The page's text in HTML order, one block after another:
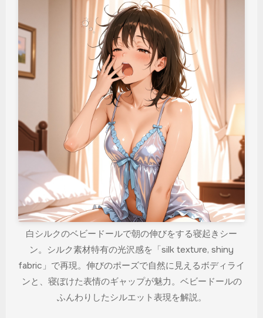
白シルクのベビードールで朝の伸びをする寝起きシー
ン。シルク素材特有の光沢感を「silk texture, shiny
fabric」で再現。伸びのポーズで自然に見えるボディライ
ンと、寝ぼけた表情のギャップが魅力。ベビードールの
ふんわりしたシルエット表現を解説。